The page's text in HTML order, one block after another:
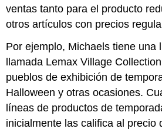
ventas tanto para el producto
otros artículos con precios
Por ejemplo, Michaels tiene una
llamada Lemax Village
pueblos de exhibición de
Halloween y otras ocasiones.
líneas de productos de
inicialmente las califica al precio